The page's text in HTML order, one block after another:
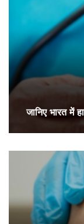
जानिए भारत में